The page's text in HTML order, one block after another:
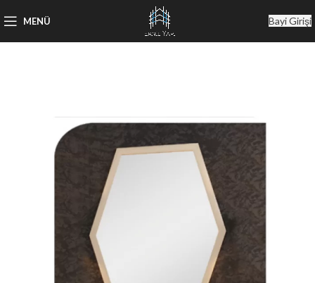
MENÜ Bayi Girişi